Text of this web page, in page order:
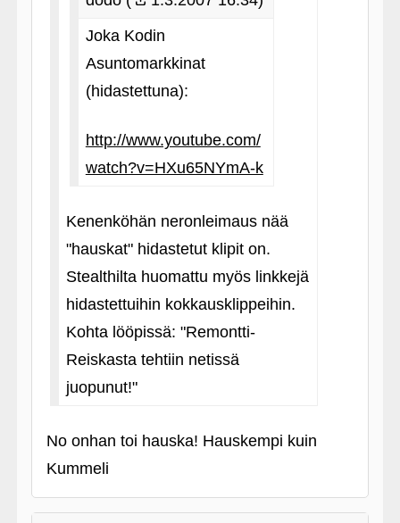
Joka Kodin
Asuntomarkkinat
(hidastettuna):
http://www.youtube.com/
watch?v=HXu65NYmA-k
Kenenköhän neronleimaus nää
"hauskat" hidastetut klipit on.
Stealthilta huomattu myös linkkejä
hidastettuihin kokkausklippeihin.
Kohta lööpissä: "Remontti-
Reiskasta tehtiin netissä
juopunut!"
No onhan toi hauska! Hauskempi kuin
Kummeli